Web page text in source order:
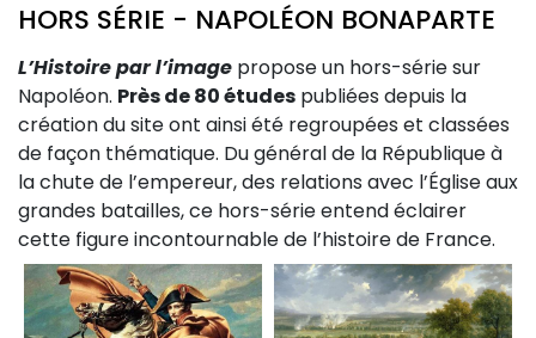
HORS SÉRIE - NAPOLÉON BONAPARTE
L’Histoire par l’image propose un hors-série sur
Napoléon. Près de 80 études publiées depuis la
création du site ont ainsi été regroupées et classées
de façon thématique. Du général de la République à
la chute de l’empereur, des relations avec l’Église aux
grandes batailles, ce hors-série entend éclairer
cette figure incontournable de l’histoire de France.